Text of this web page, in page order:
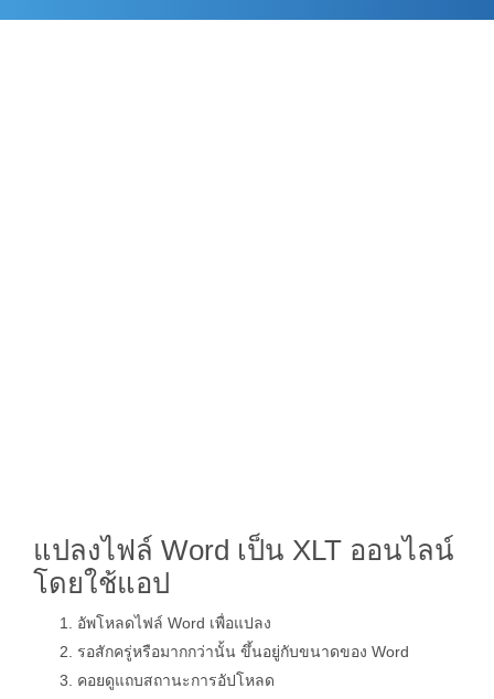
แปลงไฟล์ Word เป็น XLT ออนไลน์
โดยใช้แอป
อัพโหลดไฟล์ Word เพื่อแปลง
รอสักครู่หรือมากกว่านั้น ขึ้นอยู่กับขนาดของ Word
คอยดูแถบสถานะการอัปโหลด